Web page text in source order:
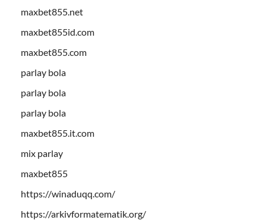
maxbet855.net
maxbet855id.com
maxbet855.com
parlay bola
parlay bola
parlay bola
maxbet855.it.com
mix parlay
maxbet855
https://winaduqq.com/
https://arkivformatematik.org/